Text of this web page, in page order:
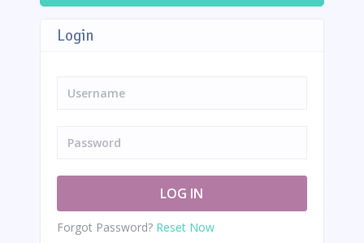
Login
Forgot Password? Reset Now